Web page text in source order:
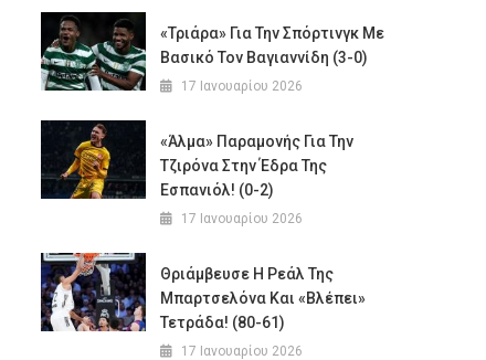
«Τριάρα» Για Την Σπόρτινγκ Με
Βασικό Τον Βαγιαννίδη (3-0)
17 Ιανουαρίου 2026
«Άλμα» Παραμονής Για Την
Τζιρόνα Στην Έδρα Της
Εσπανιόλ! (0-2)
17 Ιανουαρίου 2026
Θριάμβευσε Η Ρεάλ Της
Μπαρτσελόνα Και «βλέπει»
Τετράδα! (80-61)
17 Ιανουαρίου 2026